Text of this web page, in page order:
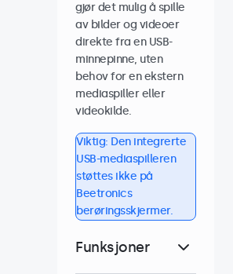
gjør det mulig å spille
av bilder og videoer
direkte fra en USB-
minnepinne, uten
behov for en ekstern
mediaspiller eller
videokilde.
Viktig: Den integrerte
USB-mediaspilleren
støttes ikke på
Beetronics
berøringsskjermer.
Funksjoner